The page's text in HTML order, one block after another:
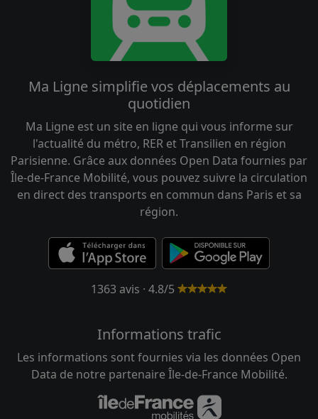
Ma Ligne simplifie vos déplacements au
quotidien
Ma Ligne est un site en ligne qui vous informe sur
l'actualité du métro, RER et Transilien en région
Parisienne. Grâce aux données Open Data fournies par
Île-de-France Mobilité, vous pouvez suivre la circulation
en direct des transports en commun dans Paris et sa
région.
1363 avis · 4.8/5
Informations trafic
Les informations sont fournies via les données Open
Data de notre partenaire Île-de-France Mobilité.